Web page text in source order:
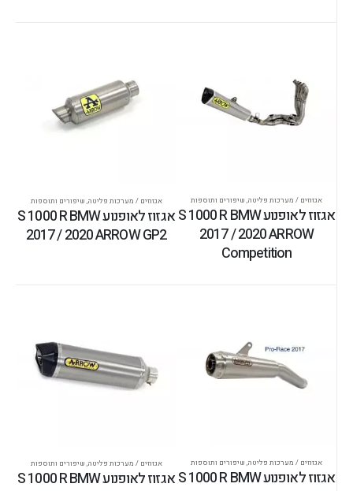
אגזוזים / מערכות פליטה, שיפורים ותוספות
אגזוז לאופנוע S 1000 R BMW
2017 / 2020 ARROW
Competition
אגזוזים / מערכות פליטה, שיפורים ותוספות
אגזוז לאופנוע S 1000 R BMW
2017 / 2020 ARROW GP2
אגזוזים / מערכות פליטה, שיפורים ותוספות
אגזוז לאופנוע S 1000 R BMW
אגזוזים / מערכות פליטה, שיפורים ותוספות
אגזוז לאופנוע S 1000 R BMW